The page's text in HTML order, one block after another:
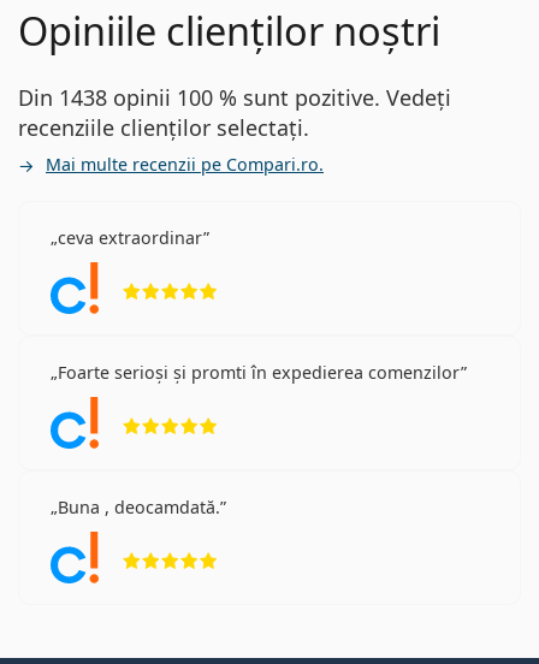
Opiniile clienților noștri
Din 1438 opinii 100 % sunt pozitive. Vedeți
recenziile clienților selectați.
Mai multe recenzii pe Compari.ro.
ceva extraordinar
Foarte serioși și promti în expedierea comenzilor
Buna , deocamdată.